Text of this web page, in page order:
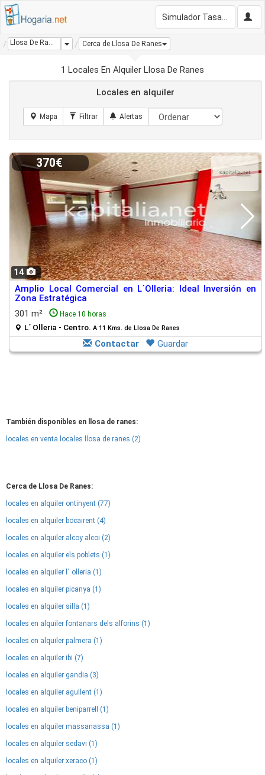
Llosa De Ranes Dropdown
Cerca de Llosa De Ranes
1 Locales En Alquiler Llosa De Ranes
Locales en alquiler
14
370€
Amplio Local Comercial en L´Olleria: Ideal Inversión en
Zona Estratégica
301 m²
Hace 10 horas
L´ Olleria - Centro. A 11 Kms. de Llosa De Ranes
Contactar Guardar
También disponibles en llosa de ranes:
locales en venta locales llosa de ranes (2)
Cerca de Llosa De Ranes:
locales en alquiler ontinyent (77)
locales en alquiler bocairent (4)
locales en alquiler alcoy alcoi (2)
locales en alquiler els poblets (1)
locales en alquiler l´ olleria (1)
locales en alquiler picanya (1)
locales en alquiler silla (1)
locales en alquiler fontanars dels alforins (1)
locales en alquiler palmera (1)
locales en alquiler ibi (7)
locales en alquiler gandia (3)
locales en alquiler agullent (1)
locales en alquiler beniparrell (1)
locales en alquiler massanassa (1)
locales en alquiler sedavi (1)
locales en alquiler xeraco (1)